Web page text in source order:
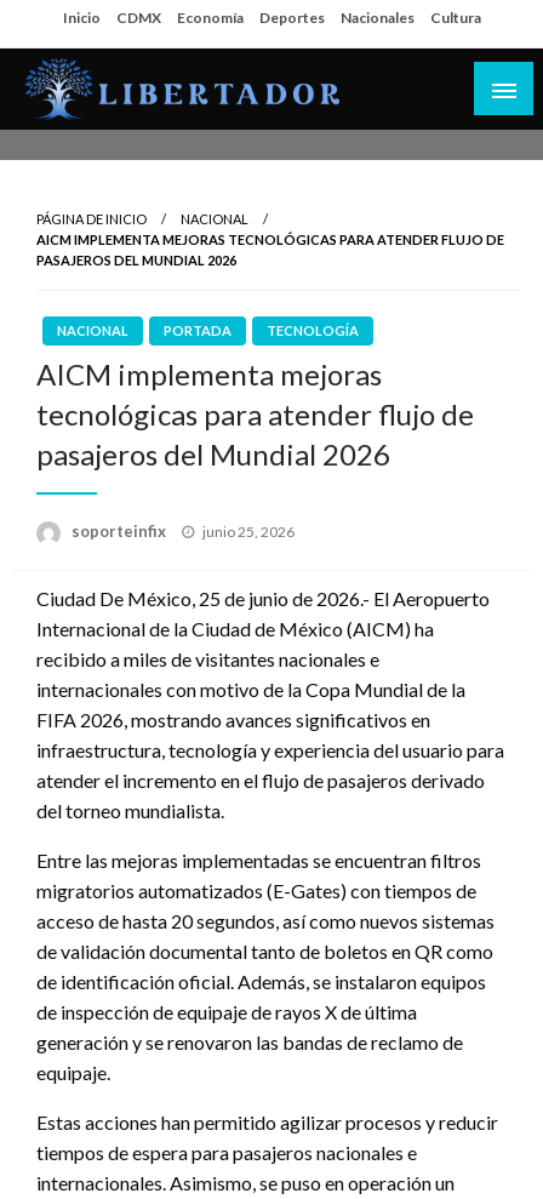
al
contenido
Inicio CDMX Economía Deportes Nacionales Cultura
PÁGINA DE INICIO
NACIONAL
AICM IMPLEMENTA MEJORAS TECNOLÓGICAS PARA ATENDER FLUJO DE
PASAJEROS DEL MUNDIAL 2026
NACIONAL PORTADA TECNOLOGÍA
AICM implementa mejoras
tecnológicas para atender flujo de
pasajeros del Mundial 2026
soporteinfix
Publicado
junio 25, 2026
Ciudad De México, 25 de junio de 2026.- El Aeropuerto
Internacional de la Ciudad de México (AICM) ha
recibido a miles de visitantes nacionales e
internacionales con motivo de la Copa Mundial de la
FIFA 2026, mostrando avances significativos en
infraestructura, tecnología y experiencia del usuario para
atender el incremento en el flujo de pasajeros derivado
del torneo mundialista.
Entre las mejoras implementadas se encuentran filtros
migratorios automatizados (E-Gates) con tiempos de
acceso de hasta 20 segundos, así como nuevos sistemas
de validación documental tanto de boletos en QR como
de identificación oficial. Además, se instalaron equipos
de inspección de equipaje de rayos X de última
generación y se renovaron las bandas de reclamo de
equipaje.
Estas acciones han permitido agilizar procesos y reducir
tiempos de espera para pasajeros nacionales e
internacionales. Asimismo, se puso en operación un